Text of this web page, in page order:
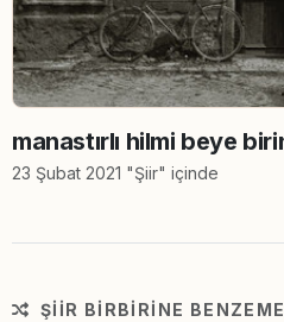
manastırlı hilmi beye
23 Şubat 2021 "Şiir" içinde
ŞIIR BIRBIRINE